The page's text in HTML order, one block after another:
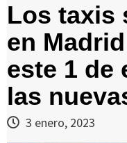
Los taxis
en
este 1 de
las
3 enero, 2023